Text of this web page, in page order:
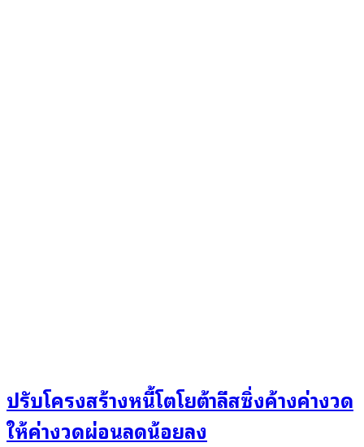
ปรับโครงสร้างหนี้โตโยต้าลีสซิ่งค้างค่างวด
ให้ค่างวดผ่อนลดน้อยลง